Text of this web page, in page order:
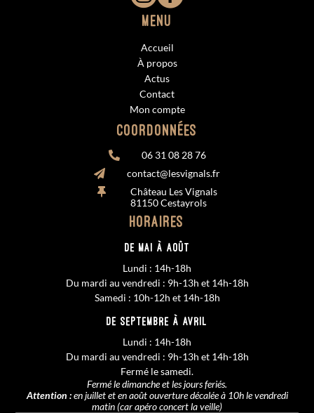
Menu
Accueil
À propos
Actus
Contact
Mon compte
Coordonnées
 06 31 08 28 76
 contact@lesvignals.fr

Château Les Vignals
81150 Cestayrols
Horaires
De MAI à AOÛT
Lundi : 14h-18h
Du mardi au vendredi : 9h-13h et 14h-18h
Samedi : 10h-12h et 14h-18h
De SEPTEMBRE à AVRIL
Lundi : 14h-18h
Du mardi au vendredi : 9h-13h et 14h-18h
Fermé le samedi.
Fermé le dimanche et les jours feriés.
Attention :en juillet et en août ouverture décalée à 10h le vendredi
matin (car apéro concert la veille)